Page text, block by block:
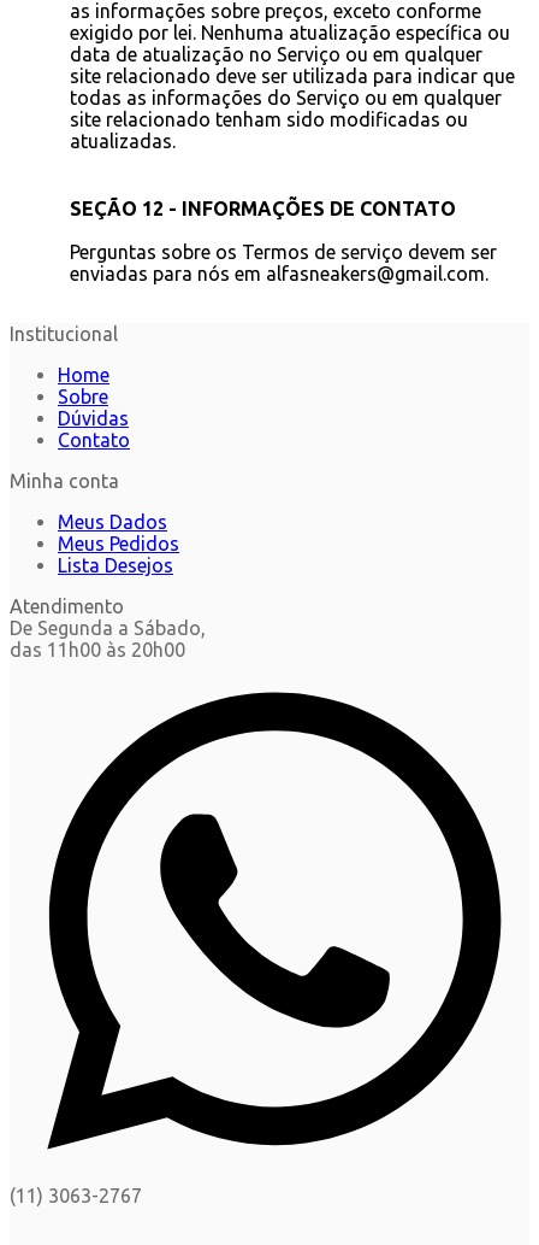
as informações sobre preços, exceto conforme
exigido por lei. Nenhuma atualização específica ou
data de atualização no Serviço ou em qualquer
site relacionado deve ser utilizada para indicar que
todas as informações do Serviço ou em qualquer
site relacionado tenham sido modificadas ou
atualizadas.
SEÇÃO 12 - INFORMAÇÕES DE CONTATO
Perguntas sobre os Termos de serviço devem ser
enviadas para nós em alfasneakers@gmail.com.
Institucional
Home
Sobre
Dúvidas
Contato
Minha conta
Meus Dados
Meus Pedidos
Lista Desejos
Atendimento
De Segunda a Sábado,
das 11h00 às 20h00
(11) 3063-2767